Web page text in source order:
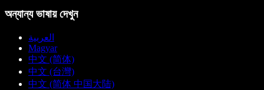
অন্যান্য ভাষায় দেখুন
العربية
Magyar
中文 (简体)
中文 (台灣)
中文 (简体 中国大陆)